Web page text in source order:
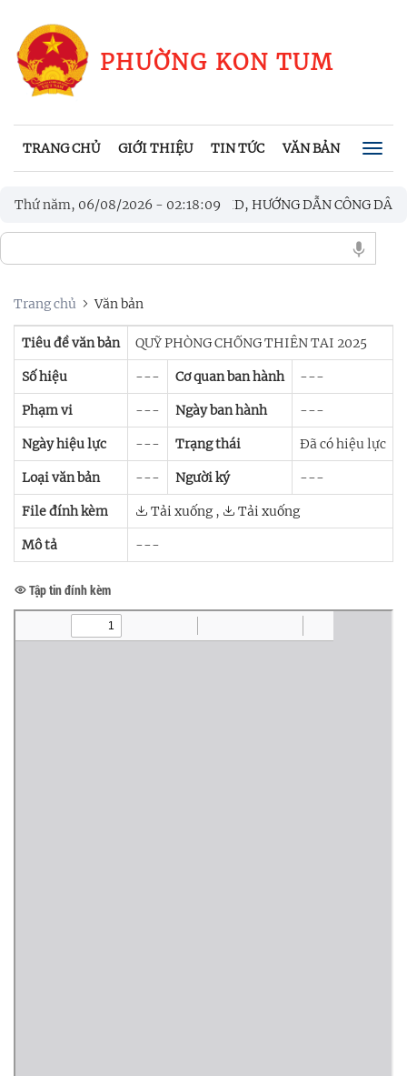
PHƯỜNG KON TUM
TRANG CHỦ GIỚI THIỆU TIN TỨC VĂN BẢN CHÍNH
Thứ năm, 06/08/2026 - 02:18:09
DỊCH MÙA HÈ SỐ CÙNG VNEID, HƯỚNG DẪN CÔNG DÂN
CỬ TRƯỞNG THÔN, TỔ TRƯỞNG TỔ DÂN PHỐ TRÊN ĐỊA
Trang chủ Văn bản
Tiêu đề văn bản QUỸ PHÒNG CHỐNG THIÊN TAI 2025
Số hiệu --- Cơ quan ban hành ---
Phạm vi --- Ngày ban hành ---
Ngày hiệu lực --- Trạng thái Đã có hiệu lực
Loại văn bản --- Người ký ---
File đính kèm Tải xuống, Tải xuống
Mô tả ---
Tập tin đính kèm